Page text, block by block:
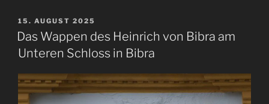
VERÖFFENTLICHT
AM
15. AUGUST 2025
Das Wappen des Heinrich von Bibra am
Unteren Schloss in Bibra